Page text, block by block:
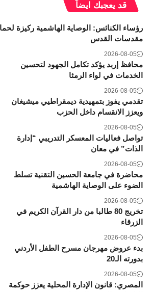
قد يعجبك ايضاً
رؤساء الكنائس: الوصاية الهاشمية ركيزة
مقدسات القدس
2026-08-05
محافظ إربد يؤكد تكامل الجهود لتحسين
الخدمات في لواء الرمثا
2026-08-05
تقدمي يفوز بتمهيدية ديمقراطيي ميشيغان
ويعزز الانقسام داخل الحزب
2026-08-05
تواصل فعاليات المعسكر التدريبي “إدارة
الذات” في معان
2026-08-05
محاضرة في جامعة الحسين التقنية تسلط
الضوء على الوصاية الهاشمية
2026-08-05
تخريج 80 طالبا من دار القرآن الكريم في
الزرقاء
2026-08-05
بدء عروض مهرجان مسرح الطفل الأردني
بدورته الـ20
2026-08-05
المصري: قانون الإدارة المحلية يعزز حوكمة